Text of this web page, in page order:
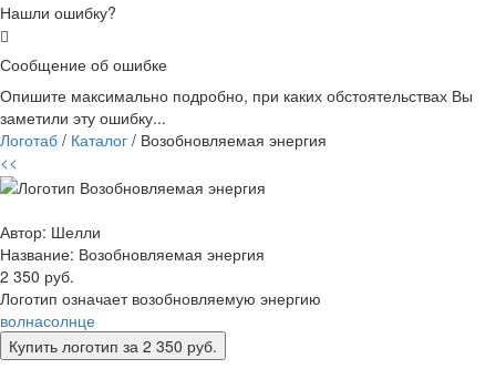
Нашли ошибку?
Сообщение об ошибке
Опишите максимально подробно, при каких обстоятельствах Вы
заметили эту ошибку...
Логотаб / Каталог / Возобновляемая энергия
<<
Автор: Шелли
Название: Возобновляемая энергия
2 350 руб.
Логотип означает возобновляемую энергию
волнасолнце